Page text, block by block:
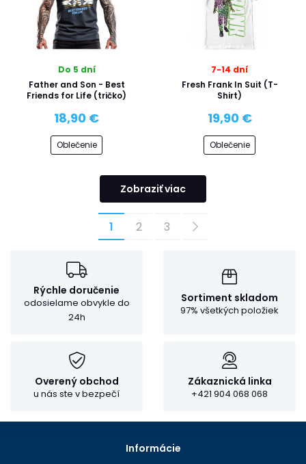
Do 5 dní
Father and Son - Best
Friends for Life (tričko)
18,90 €
Oblečenie
7-14 dní
Fresh Frank In Suit (T-
Shirt)
19,90 €
Oblečenie
Zobraziť viac
1 2 3
Rýchle doručenie
odosielame obvykle do
24h
Sortiment skladom
97% všetkých položiek
Overený obchod
u nás ste v bezpečí
Zákaznická linka
+421 904 068 068
Informácie